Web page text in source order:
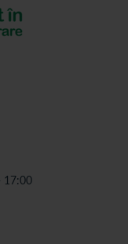
17:00